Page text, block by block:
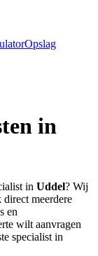
Opslag
in
in Uddel? Wij
meerdere
en
wilt aanvragen
specialist in